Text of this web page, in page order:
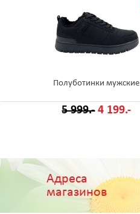
Полуботинки мужские
5 999.- 4 199.-
Адреса
магазинов